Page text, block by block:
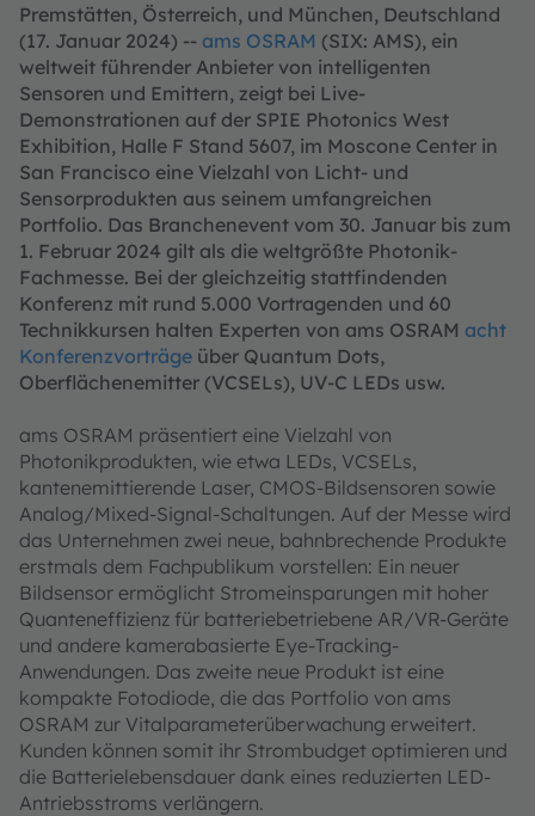
Premstätten, Österreich, und München, Deutschland
(17. Januar 2024) -- ams OSRAM (SIX: AMS), ein
weltweit führender Anbieter von intelligenten
Sensoren und Emittern, zeigt bei Live-
Demonstrationen auf der SPIE Photonics West
Exhibition, Halle F Stand 5607, im Moscone Center in
San Francisco eine Vielzahl von Licht- und
Sensorprodukten aus seinem umfangreichen
Portfolio. Das Branchenevent vom 30. Januar bis zum
1. Februar 2024 gilt als die weltgrößte Photonik-
Fachmesse. Bei der gleichzeitig stattfindenden
Konferenz mit rund 5.000 Vortragenden und 60
Technikkursen halten Experten von ams OSRAM acht
Konferenzvorträge über Quantum Dots,
Oberflächenemitter (VCSELs), UV-C LEDs usw.
ams OSRAM präsentiert eine Vielzahl von
Photonikprodukten, wie etwa LEDs, VCSELs,
kantenemittierende Laser, CMOS-Bildsensoren sowie
Analog/Mixed-Signal-Schaltungen. Auf der Messe wird
das Unternehmen zwei neue, bahnbrechende Produkte
erstmals dem Fachpublikum vorstellen: Ein neuer
Bildsensor ermöglicht Stromeinsparungen mit hoher
Quanteneffizienz für batteriebetriebene AR/VR-Geräte
und andere kamerabasierte Eye-Tracking-
Anwendungen. Das zweite neue Produkt ist eine
kompakte Fotodiode, die das Portfolio von ams
OSRAM zur Vitalparameterüberwachung erweitert.
Kunden können somit ihr Strombudget optimieren und
die Batterielebensdauer dank eines reduzierten LED-
Antriebsstroms verlängern.